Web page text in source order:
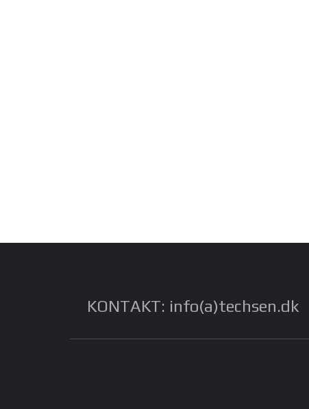
KONTAKT: info(a)techsen.dk